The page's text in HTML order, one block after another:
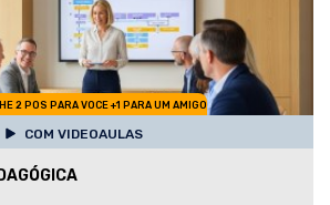
2 POS PARA VOCE +1 PARA UM AMIGO
COM VIDEOAULAS